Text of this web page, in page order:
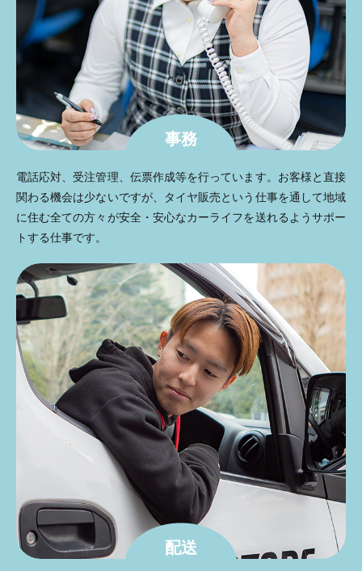
事務
電話応対、受注管理、伝票作成等を行っています。お客様と直接
関わる機会は少ないですが、タイヤ販売という仕事を通して地域
に住む全ての方々が安全・安心なカーライフを送れるようサポー
トする仕事です。
配送